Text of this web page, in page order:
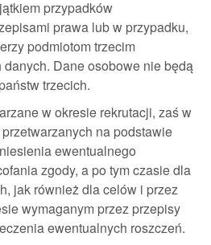
przypadków
prawa lub w przypadku,
podmiotom trzecim
danych. Dane osobowe nie będą
trzecich.
w okresie rekrutacji, zaś w
na podstawie
ewentualnego
zgody, a po tym czasie dla
jak również dla celów i przez
wymaganym przez przepisy
ewentualnych roszczeń.